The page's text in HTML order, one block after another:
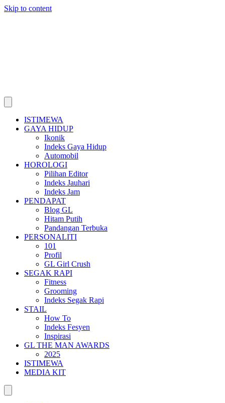
Skip to content
ISTIMEWA
GAYA HIDUP
Ikonik
Indeks Gaya Hidup
Automobil
HOROLOGI
Pilihan Editor
Indeks Jauhari
Indeks Jam
PENDAPAT
Blog GL
Hitam Putih
Pandangan Terbuka
PERSONALITI
101
Profil
GL Girl Crush
SEGAK RAPI
Fitness
Grooming
Indeks Segak Rapi
STAIL
How To
Indeks Fesyen
Inspirasi
GL THE MAN AWARDS
2025
ISTIMEWA
MEDIA KIT